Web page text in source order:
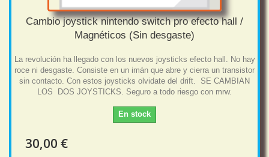
Cambio joystick nintendo switch pro efecto hall /
Magnéticos (Sin desgaste)
La revolución ha llegado con los nuevos joysticks efecto hall. No hay
roce ni desgaste. Consiste en un imán que abre y cierra un transistor
sin contacto. Con estos joysticks olvidate del drift. SE CAMBIAN
LOS DOS JOYSTICKS. Seguro a todo riesgo con mrw.
En stock
30,00 €